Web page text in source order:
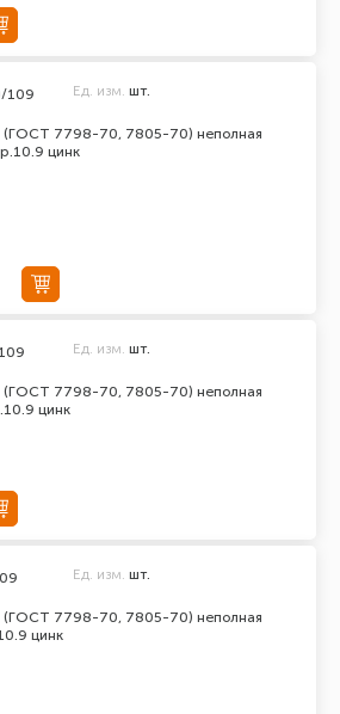
(ГОСТ 7798-70, 7805-70) неполная
цинк
109 Ед. изм. шт.
(ГОСТ 7798-70, 7805-70) неполная
цинк
Ед. изм. шт.
(ГОСТ 7798-70, 7805-70) неполная
цинк
Ед. изм. шт.